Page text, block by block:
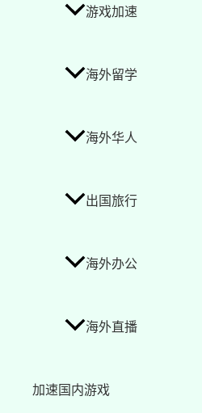
游戏加速
海外留学
海外华人
出国旅行
海外办公
海外直播
加速国内游戏